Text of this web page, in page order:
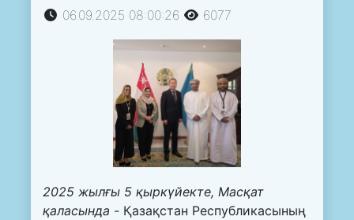
06.09.2025 08:00:26 6077
2025 жылғы 5 қыркүйекте, Масқат
қаласында - Қазақстан Республикасының